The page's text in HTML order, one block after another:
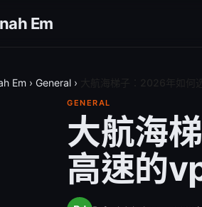
Em
Em › General ›
GENERAL
大航海
高速的